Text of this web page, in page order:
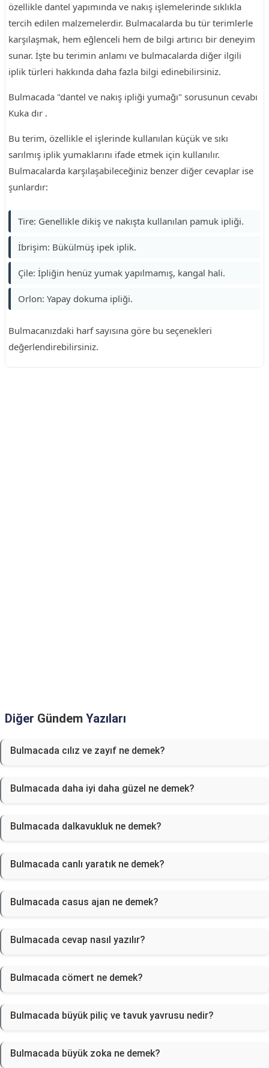
özellikle dantel yapımında ve nakış işlemelerinde sıklıkla
tercih edilen malzemelerdir. Bulmacalarda bu tür terimlerle
karşılaşmak, hem eğlenceli hem de bilgi artırıcı bir deneyim
sunar. İşte bu terimin anlamı ve bulmacalarda diğer ilgili
iplik türleri hakkında daha fazla bilgi edinebilirsiniz.
Bulmacada "dantel ve nakış ipliği yumağı" sorusunun cevabı
Kuka dır .
Bu terim, özellikle el işlerinde kullanılan küçük ve sıkı
sarılmış iplik yumaklarını ifade etmek için kullanılır.
Bulmacalarda karşılaşabileceğiniz benzer diğer cevaplar ise
şunlardır:
Tire: Genellikle dikiş ve nakışta kullanılan pamuk ipliği.
İbrişim: Bükülmüş ipek iplik.
Çile: İpliğin henüz yumak yapılmamış, kangal hali.
Orlon: Yapay dokuma ipliği.
Bulmacanızdaki harf sayısına göre bu seçenekleri
değerlendirebilirsiniz.
Diğer Gündem Yazıları
Bulmacada cılız ve zayıf ne demek?
Bulmacada daha iyi daha güzel ne demek?
Bulmacada dalkavukluk ne demek?
Bulmacada canlı yaratık ne demek?
Bulmacada casus ajan ne demek?
Bulmacada cevap nasıl yazılır?
Bulmacada cömert ne demek?
Bulmacada büyük piliç ve tavuk yavrusu nedir?
Bulmacada büyük zoka ne demek?